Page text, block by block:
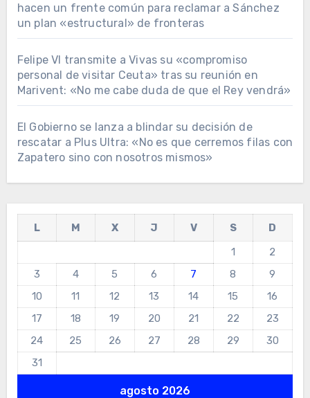
hacen un frente común para reclamar a Sánchez
un plan «estructural» de fronteras
Felipe VI transmite a Vivas su «compromiso
personal de visitar Ceuta» tras su reunión en
Marivent: «No me cabe duda de que el Rey vendrá»
El Gobierno se lanza a blindar su decisión de
rescatar a Plus Ultra: «No es que cerremos filas con
Zapatero sino con nosotros mismos»
agosto 2026
L M X J V S
D
1
2
3
4 5 6 7 8
9
10
11 12 13 14 15
16
17
18 19 20 21 22
23
24
25 26 27 28 29
30
31